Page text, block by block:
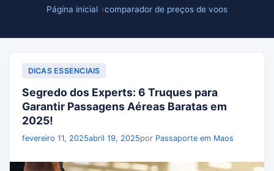
Página inicial comparador de preços de voos
DICAS ESSENCIAIS
Segredo dos Experts: 6 Truques para
Garantir Passagens Aéreas Baratas em
2025!
fevereiro 11, 2025abril 19, 2025por Passaporte em Maos